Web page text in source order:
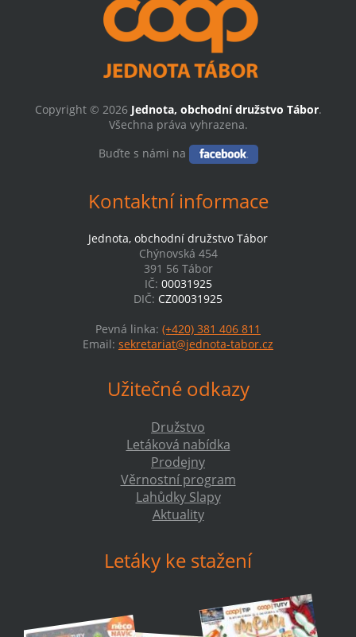
Copyright © 2026 Jednota, obchodní družstvo Tábor.
Všechna práva vyhrazena.
Buďte s námi na
Kontaktní informace
Jednota, obchodní družstvo Tábor
Chýnovská 454
391 56 Tábor
IČ: 00031925
DIČ: CZ00031925
Pevná linka: (+420) 381 406 811
Email: sekretariat@jednota-tabor.cz
Užitečné odkazy
Družstvo
Letáková nabídka
Prodejny
Věrnostní program
Lahůdky Slapy
Aktuality
Letáky ke stažení